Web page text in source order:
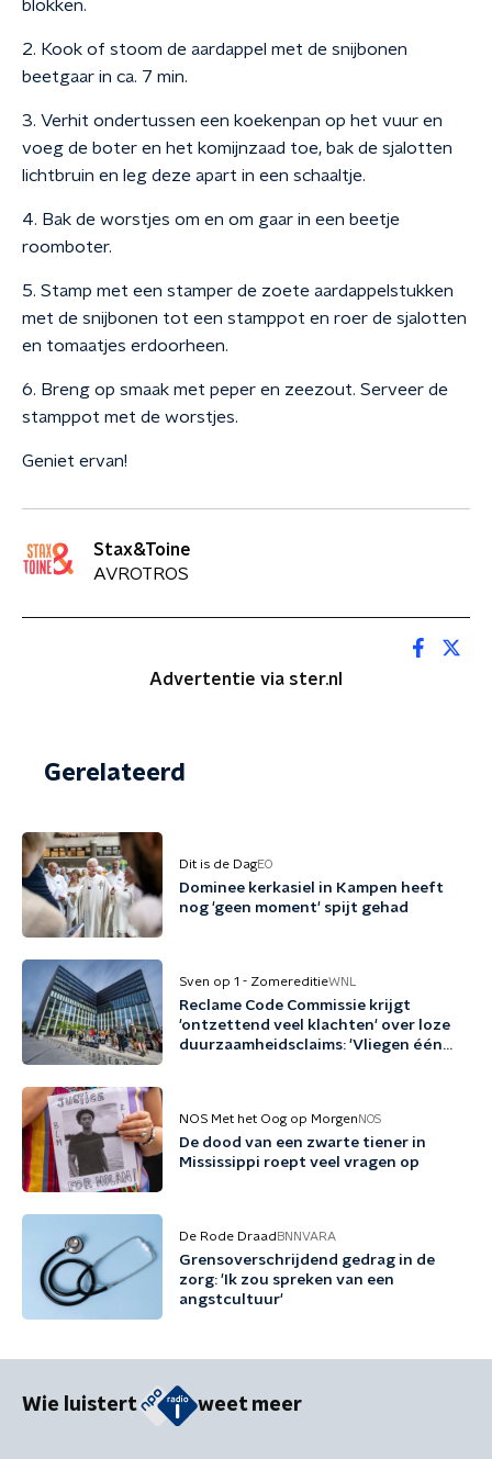
blokken.
2. Kook of stoom de aardappel met de snijbonen
beetgaar in ca. 7 min.
3. Verhit ondertussen een koekenpan op het vuur en
voeg de boter en het komijnzaad toe, bak de sjalotten
lichtbruin en leg deze apart in een schaaltje.
4. Bak de worstjes om en om gaar in een beetje
roomboter.
5. Stamp met een stamper de zoete aardappelstukken
met de snijbonen tot een stamppot en roer de sjalotten
en tomaatjes erdoorheen.
6. Breng op smaak met peper en zeezout. Serveer de
stamppot met de worstjes.
Geniet ervan!
Stax&Toine
AVROTROS
Advertentie via ster.nl
Gerelateerd
Dit is de DagEO
Dominee kerkasiel in Kampen heeft
nog 'geen moment' spijt gehad
Sven op 1 - ZomereditieWNL
Reclame Code Commissie krijgt
'ontzettend veel klachten' over loze
duurzaamheidsclaims: 'Vliegen één
NOS Met het Oog op Morgen NOS
De dood van een zwarte tiener in
Mississippi roept veel vragen op
De Rode Draad BNNVARA
Grensoverschrijdend gedrag in de
zorg: 'Ik zou spreken van een
angstcultuur'
Wie luistert weet meer